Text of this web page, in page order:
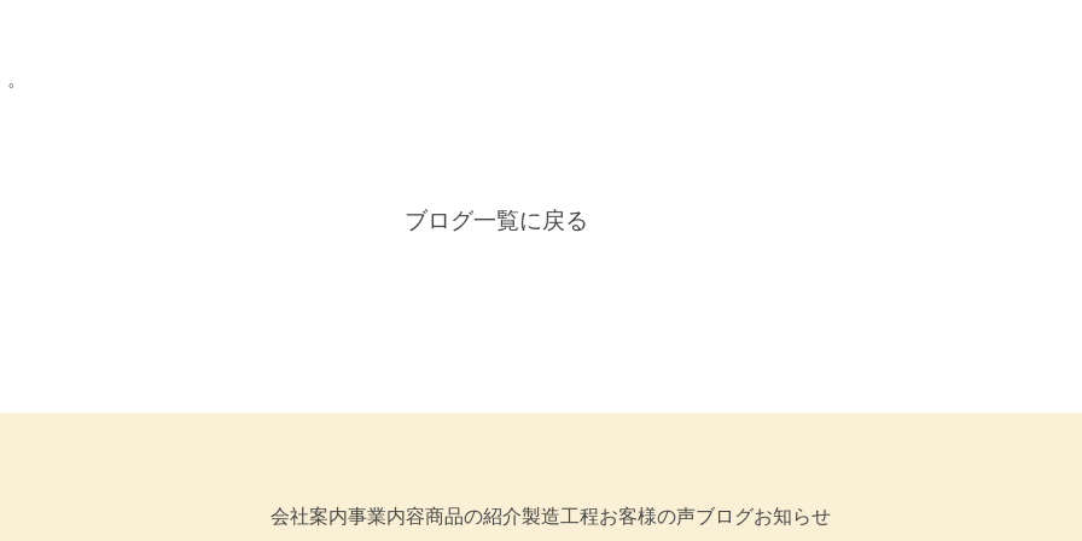
ブログ一覧に戻る
会社案内事業内容商品の紹介製造工程お客様の声ブログお知らせ